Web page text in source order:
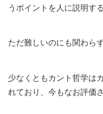
うポイントを人に説明す
ただ難しいのにも関わら
少なくともカント哲学は
れており、今もなお評価